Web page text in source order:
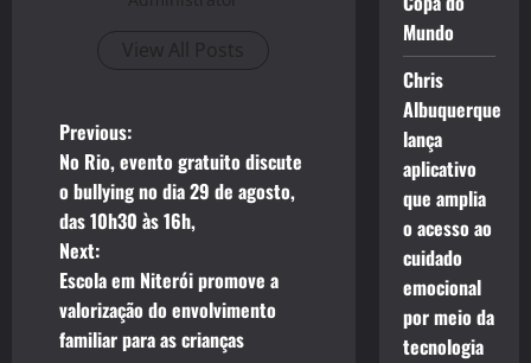
View All Posts
P
o
s
t
n
Previous:
No Rio, evento gratuito discute
o bullying no dia 29 de agosto,
das 10h30 às 16h,
Next:
Escola em Niterói promove a
valorização do envolvimento
familiar para as crianças
Mundo
Chris
Albuquerque
lança
aplicativo
que amplia
o acesso ao
cuidado
emocional
por meio da
tecnologia